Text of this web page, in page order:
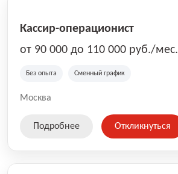
Кассир-операционист
от 90 000 до 110 000 руб./мес.
Без опыта Сменный график
Москва
Подробнее Откликнуться